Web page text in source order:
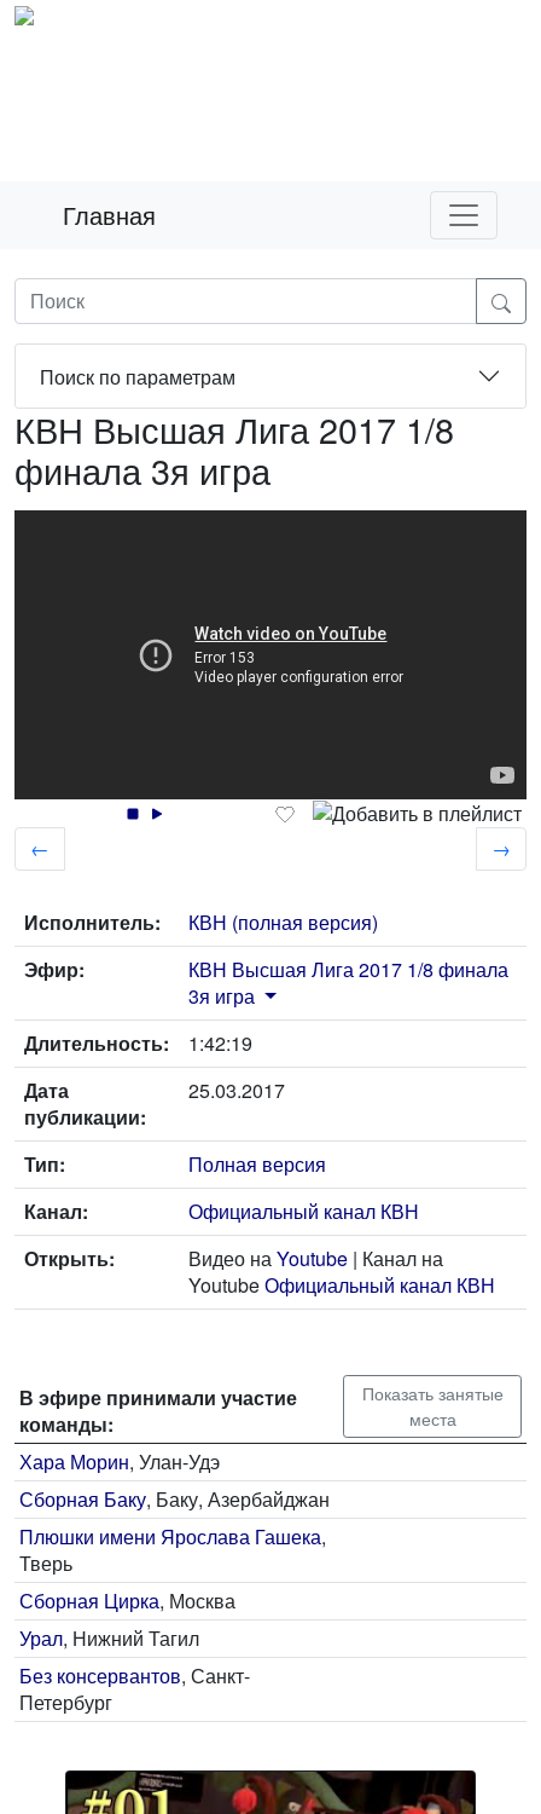
Главная
Поиск по параметрам
КВН Высшая Лига 2017 1/8
финала 3я игра
← →
Исполнитель:
КВН (полная версия)
Эфир:
КВН Высшая Лига 2017 1/8 финала
3я игра
Длительность:
1:42:19
Дата
публикации:
25.03.2017
Тип:
Полная версия
Канал:
Официальный канал КВН
Открыть:
Видео наYoutube | Канал на
YoutubeОфициальный канал КВН
В эфире принимали участие
команды:
Показать занятые
места
Хара Морин, Улан-Удэ
Сборная Баку, Баку, Азербайджан
Плюшки имени Ярослава Гашека,
Тверь
Сборная Цирка, Москва
Урал, Нижний Тагил
Без консервантов, Санкт-
Петербург